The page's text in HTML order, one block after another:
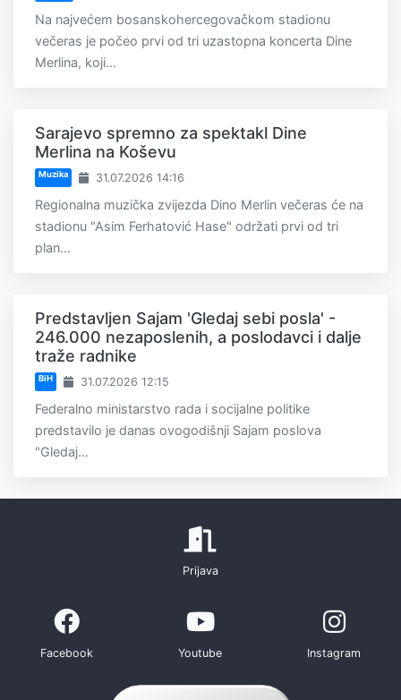
Na najvećem bosanskohercegovačkom stadionu
večeras je počeo prvi od tri uzastopna koncerta Dine
Merlina, koji...
Sarajevo spremno za spektakl Dine
Merlina na Koševu
Muzika 31.07.2026 14:16
Regionalna muzička zvijezda Dino Merlin večeras će na
stadionu "Asim Ferhatović Hase" održati prvi od tri
plan...
Predstavljen Sajam 'Gledaj sebi posla' -
246.000 nezaposlenih, a poslodavci i dalje
traže radnike
BiH 31.07.2026 12:15
Federalno ministarstvo rada i socijalne politike
predstavilo je danas ovogodišnji Sajam poslova
"Gledaj...
Prijava
Facebook Youtube Instagram